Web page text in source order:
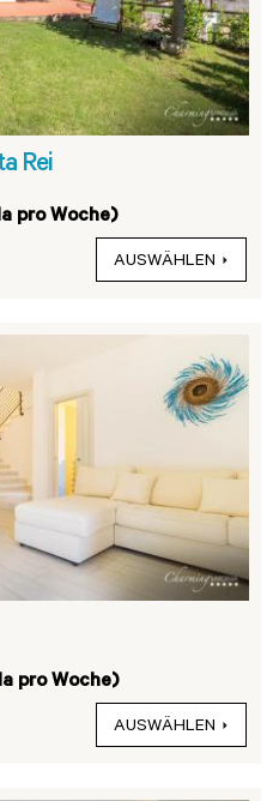
Rei
pro Woche)
AUSWÄHLEN
pro Woche)
AUSWÄHLEN